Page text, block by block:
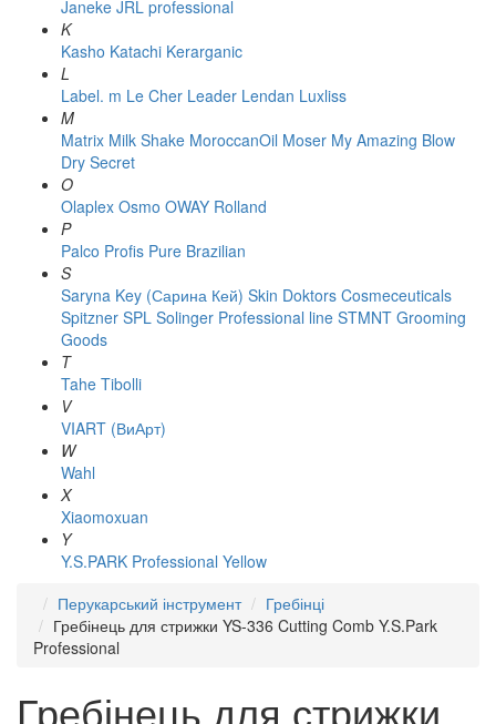
Janeke JRL professional
K
Kasho Katachi Kerarganic
L
Label. m Le Cher Leader Lendan Luxliss
M
Matrix Milk Shake MoroccanOil Moser My Amazing Blow
Dry Secret
O
Olaplex Osmo OWAY Rolland
P
Palco Profis Pure Brazilian
S
Saryna Key (Сарина Кей) Skin Doktors Cosmeceuticals
Spitzner SPL Solinger Professional line STMNT Grooming
Goods
T
Tahe Tibolli
V
VIART (ВиАрт)
W
Wahl
X
Xiaomoxuan
Y
Y.S.PARK Professional Yellow
Перукарський інструмент
Гребінці
Гребінець для стрижки YS-336 Cutting Comb Y.S.Park
Professional
Гребінець для стрижки